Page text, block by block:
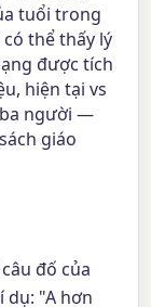
tuổi trong
thể thấy lý
được tích
hiện tại vs
ba người —
giáo
đố của
"A hơn